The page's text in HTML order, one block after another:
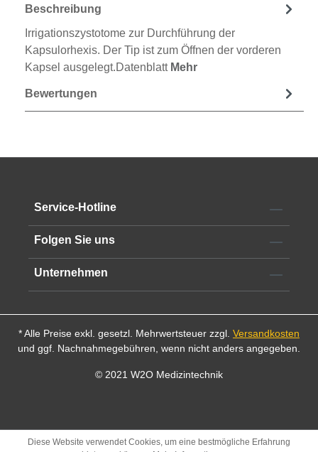
Beschreibung
Irrigationszystotome zur Durchführung der
Kapsulorhexis. Der Tip ist zum Öffnen der vorderen
Kapsel ausgelegt.Datenblatt Mehr
Bewertungen
Service-Hotline
Folgen Sie uns
Unternehmen
* Alle Preise exkl. gesetzl. Mehrwertsteuer zzgl. Versandkosten
und ggf. Nachnahmegebühren, wenn nicht anders angegeben.
© 2021 W2O Medizintechnik
Diese Website verwendet Cookies, um eine bestmögliche Erfahrung